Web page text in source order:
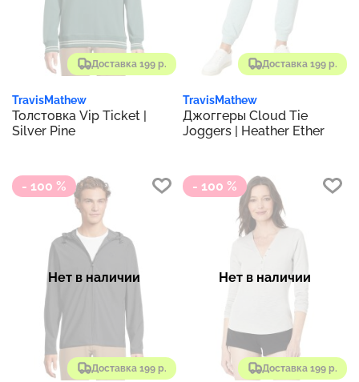
Доставка 199 р.
TravisMathew
Толстовка Vip Ticket |
Silver Pine
Доставка 199 р.
TravisMathew
Джоггеры Cloud Tie
Joggers | Heather Ether
- 100 %
Доставка 199 р.
Нет в наличии
- 100 %
Доставка 199 р.
Нет в наличии